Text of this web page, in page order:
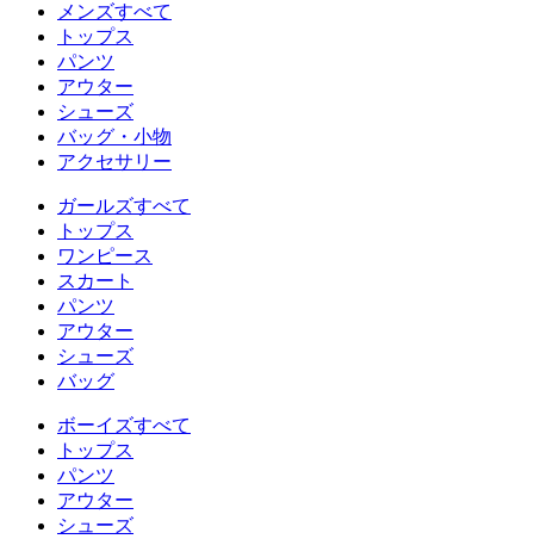
メンズすべて
トップス
パンツ
アウター
シューズ
バッグ・小物
アクセサリー
ガールズすべて
トップス
ワンピース
スカート
パンツ
アウター
シューズ
バッグ
ボーイズすべて
トップス
パンツ
アウター
シューズ